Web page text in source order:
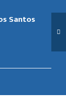
Santos